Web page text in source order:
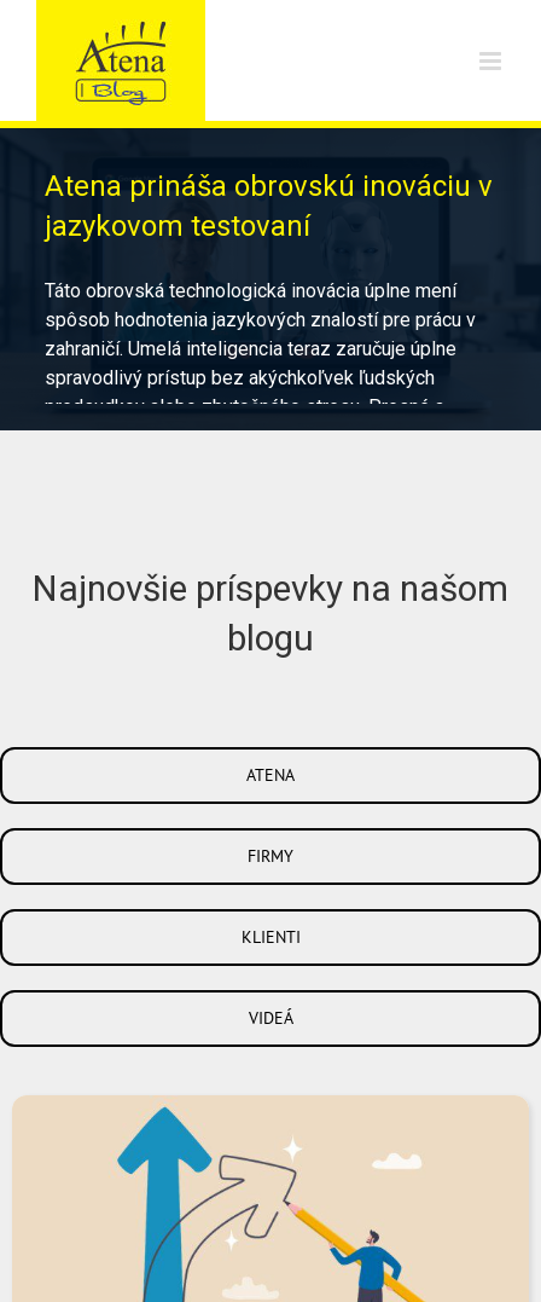
Atena prináša obrovskú inováciu v
jazykovom testovaní
Táto obrovská technologická inovácia úplne mení
spôsob hodnotenia jazykových znalostí pre prácu v
zahraničí. Umelá inteligencia teraz zaručuje úplne
spravodlivý prístup bez akýchkoľvek ľudských
predsudkov alebo zbytočného stresu. Presné a
okamžité výsledky vám priamo pomôžu získať
Najnovšie príspevky na našom
blogu
ATENA
FIRMY
KLIENTI
VIDEÁ